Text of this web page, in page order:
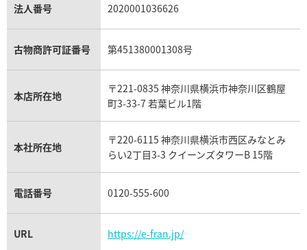
パラジウム買取
キャッツアイ買取
アクアマリン買取
ヴァシュロン・コンスタンタン買取
オメガ買取
カルティエ買取
フランク ミュラー買取
リシャール・ミル買取
パネライ買取
チューダー（チュードル）買取
セリーヌ買取
プラダ買取
ダミアーニ買取
モーブッサン買取
法人番号 2020001036626
古物商許可証番号 第451380001308号
本店所在地
〒221-0835 神奈川県横浜市神奈川区鶴屋
町3-33-7 若葉ビル1階
本社所在地
〒220-6115 神奈川県横浜市西区みなとみ
らい2丁目3-3 クイーンズタワーB 15階
電話番号 0120-555-600
URL https://e-fran.jp/